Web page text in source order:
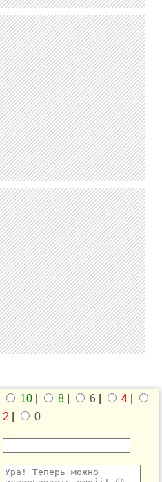
10 8 6 4
2
0